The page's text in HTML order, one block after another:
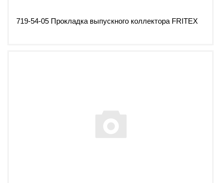
719-54-05 Прокладка выпускного коллектора FRITEX